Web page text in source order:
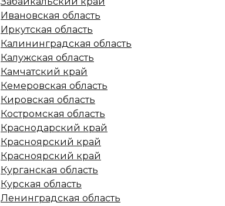
Ивановская область
Иркутская область
Калининградская область
Калужская область
Камчатский край
Кемеровская область
Кировская область
Костромская область
Краснодарский край
Красноярский край
Красноярский край
Курганская область
Курская область
Ленинградская область